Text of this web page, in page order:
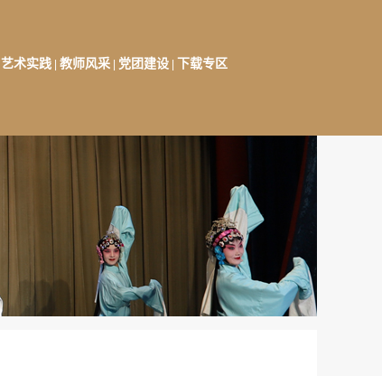
艺术实践 教师风采 党团建设 下载专区